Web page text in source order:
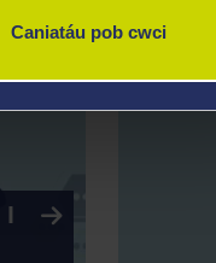
Caniatáu pob cwci